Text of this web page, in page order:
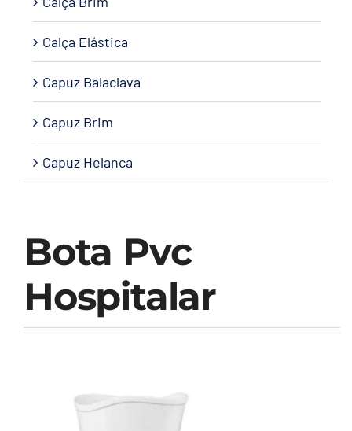
Bota Pvc
Hospitalar
Calça Elástica
Capuz Balaclava
Capuz Brim
Capuz Helanca